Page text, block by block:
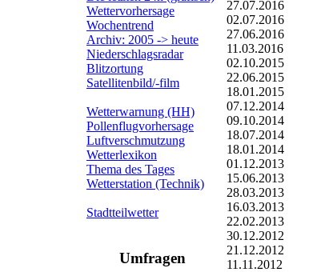
Wettervorhersage
Wochentrend
Archiv: 2005 -> heute
Niederschlagsradar
Blitzortung
Satellitenbild/-film
Wetterwarnung (HH)
Pollenflugvorhersage
Luftverschmutzung
Wetterlexikon
Thema des Tages
Wetterstation (Technik)
Stadtteilwetter
Umfragen
27.07.2016
02.07.2016
27.06.2016
11.03.2016
02.10.2015
22.06.2015
18.01.2015
07.12.2014
09.10.2014
18.07.2014
18.01.2014
01.12.2013
15.06.2013
28.03.2013
16.03.2013
22.02.2013
30.12.2012
21.12.2012
11.11.2012